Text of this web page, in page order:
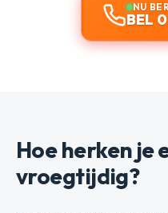
NU
BEL
Hoe herken je
vroegtijdig?